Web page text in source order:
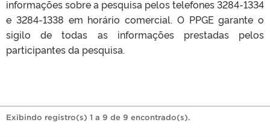
informações sobre a pesquisa pelos telefones 3284-1334
e 3284-1338 em horário comercial. O PPGE garante o
sigilo de todas as informações prestadas pelos
participantes da pesquisa.
Exibindo registro(s) 1 a 9 de 9 encontrado(s).